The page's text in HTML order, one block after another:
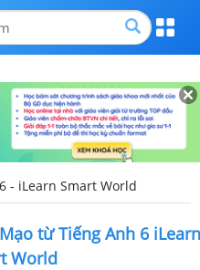
- iLearn Smart World
từ Tiếng Anh 6 iLearn
World